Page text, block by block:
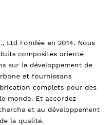
Ltd Fondée en 2014. Nous
composites orienté
sur le développement de
et fournissons
complets pour des
monde. Et accordez
et au développement
la qualité.